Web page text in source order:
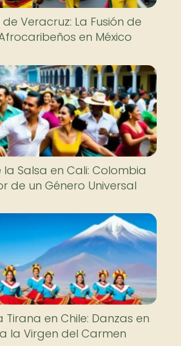
Veracruz: La Fusión de
en México
la Salsa en Cali: Colombia
de un Género Universal
Tirana en Chile: Danzas en
la Virgen del Carmen